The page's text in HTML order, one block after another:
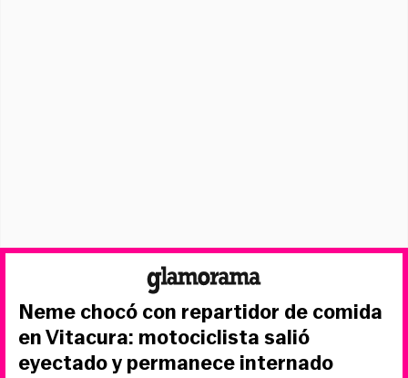
Neme chocó con repartidor de comida
en Vitacura: motociclista salió
eyectado y permanece internado